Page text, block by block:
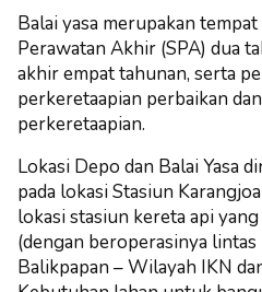
Balai yasa merupakan
Perawatan Akhir (SPA) dua
akhir empat tahunan, serta
perkeretaapian perbaikan
perkeretaapian.
Lokasi Depo dan Balai Yasa
pada lokasi Stasiun
lokasi stasiun kereta api
(dengan beroperasinya
Balikpapan – Wilayah IKN